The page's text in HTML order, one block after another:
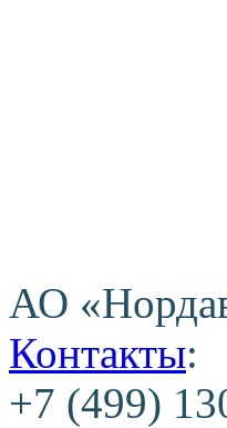
АО
Контакты:
+7 (499)